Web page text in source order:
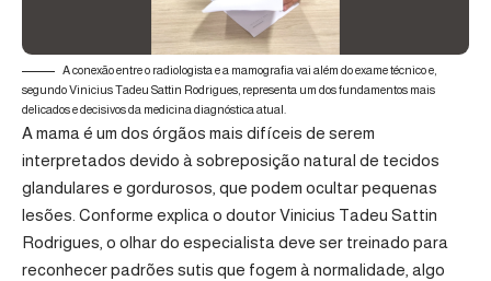
A conexão entre o radiologista e a mamografia vai além do exame técnico e,
segundo Vinicius Tadeu Sattin Rodrigues, representa um dos fundamentos mais
delicados e decisivos da medicina diagnóstica atual.
A mama é um dos órgãos mais difíceis de serem
interpretados devido à sobreposição natural de tecidos
glandulares e gordurosos, que podem ocultar pequenas
lesões. Conforme explica o doutor Vinicius Tadeu Sattin
Rodrigues, o olhar do especialista deve ser treinado para
reconhecer padrões sutis que fogem à normalidade, algo